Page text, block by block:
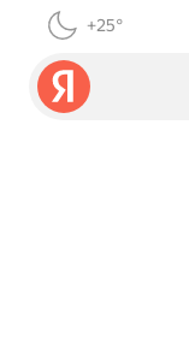
+25°